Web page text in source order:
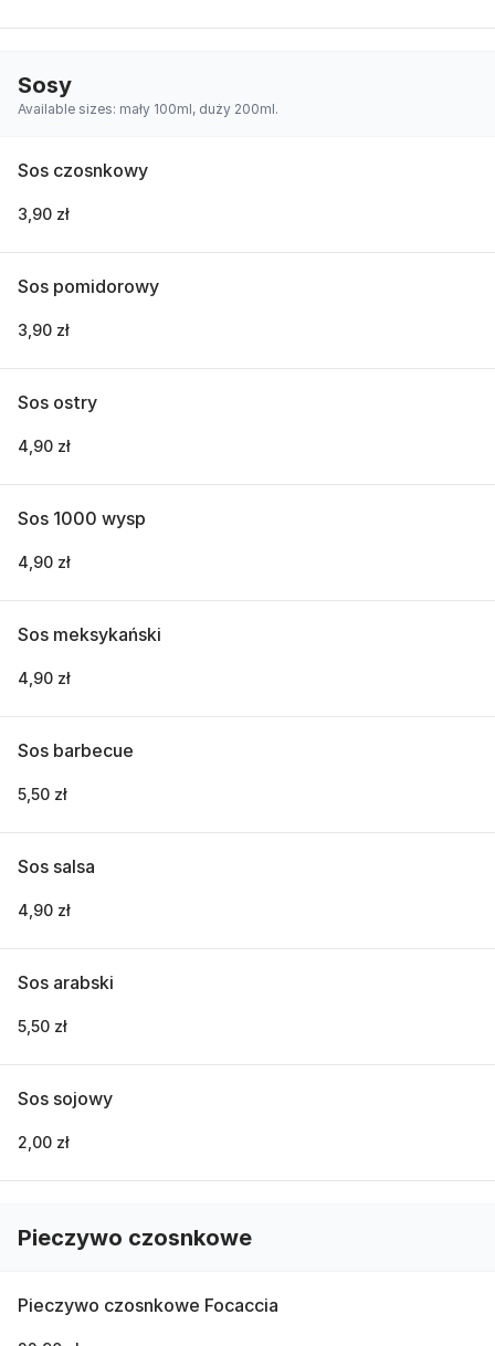
Sosy
Available sizes: mały 100ml, duży 200ml.
Sos czosnkowy
3,90 zł
Sos pomidorowy
3,90 zł
Sos ostry
4,90 zł
Sos 1000 wysp
4,90 zł
Sos meksykański
4,90 zł
Sos barbecue
5,50 zł
Sos salsa
4,90 zł
Sos arabski
5,50 zł
Sos sojowy
2,00 zł
Pieczywo czosnkowe
Pieczywo czosnkowe Focaccia